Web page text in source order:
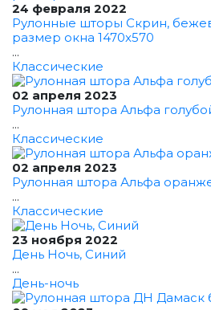
24 февраля 2022
Рулонные шторы Скрин,
размер окна 1470x570
...
Классические
02 апреля 2023
Рулонная штора Альфа
...
Классические
02 апреля 2023
Рулонная штора Альфа
...
Классические
23 ноября 2022
День Ночь, Синий
...
День-ночь